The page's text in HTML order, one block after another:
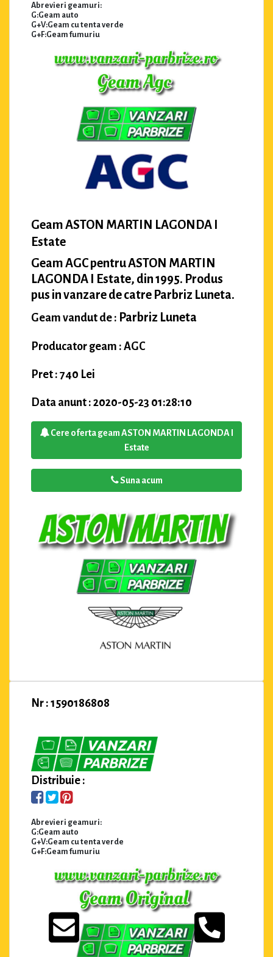
Abrevieri geamuri:
G:Geam auto
G+V:Geam cu tenta verde
G+F:Geam fumuriu
Geam ASTON MARTIN LAGONDA I
Estate
Geam AGC pentru ASTON MARTIN
LAGONDA I Estate, din 1995. Produs
pus in vanzare de catre Parbriz Luneta.
Geam vandut de : Parbriz Luneta
Producator geam : AGC
Pret : 740 Lei
Data anunt : 2020-05-23 01:28:10
Cere oferta geam ASTON MARTIN LAGONDA I
Estate
Suna acum
Nr : 1590186808
Distribuie :
Abrevieri geamuri:
G:Geam auto
G+V:Geam cu tenta verde
G+F:Geam fumuriu